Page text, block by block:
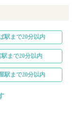
駅まで20分以内
駅まで20分以内
駅まで20分以内